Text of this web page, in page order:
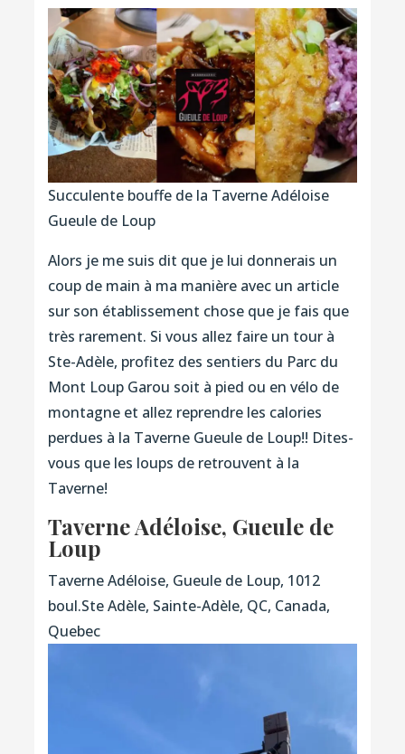
Succulente bouffe de la Taverne Adéloise
Gueule de Loup
Alors je me suis dit que je lui donnerais un
coup de main à ma manière avec un article
sur son établissement chose que je fais que
très rarement. Si vous allez faire un tour à
Ste-Adèle, profitez des sentiers du Parc du
Mont Loup Garou soit à pied ou en vélo de
montagne et allez reprendre les calories
perdues à la Taverne Gueule de Loup!! Dites-
vous que les loups de retrouvent à la
Taverne!
Taverne Adéloise, Gueule de
Loup
Taverne Adéloise, Gueule de Loup, 1012
boul.Ste Adèle, Sainte-Adèle, QC, Canada,
Quebec